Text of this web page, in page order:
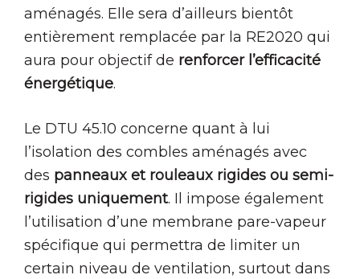
aménagés. Elle sera d’ailleurs bientôt
entièrement remplacée par la RE2020 qui
aura pour objectif de renforcer l’efficacité
énergétique.
Le DTU 45.10 concerne quant à lui
l’isolation des combles aménagés avec
des panneaux et rouleaux rigides ou semi-
rigides uniquement. Il impose également
l’utilisation d’une membrane pare-vapeur
spécifique qui permettra de limiter un
certain niveau de ventilation, surtout dans